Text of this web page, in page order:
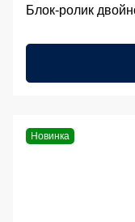
Блок-ролик
Новинка